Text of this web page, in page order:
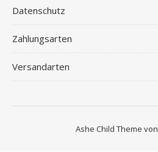
Datenschutz
Zahlungsarten
Versandarten
Ashe Child Theme von